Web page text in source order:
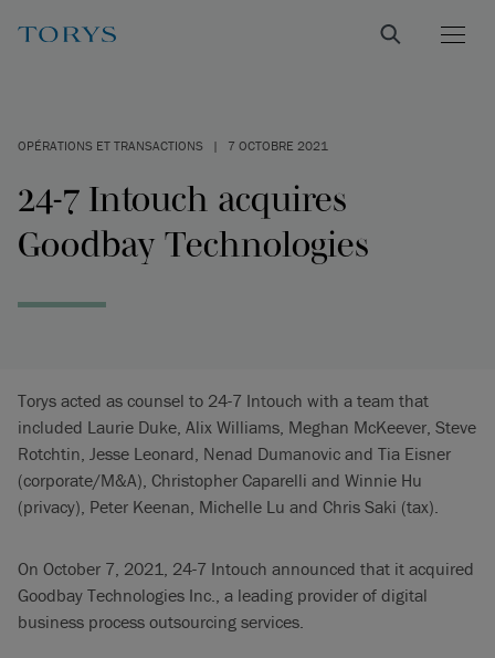
OPÉRATIONS ET TRANSACTIONS | 7 OCTOBRE 2021
24-7 Intouch acquires
Goodbay Technologies
Torys acted as counsel to 24-7 Intouch with a team that
included Laurie Duke, Alix Williams, Meghan McKeever, Steve
Rotchtin, Jesse Leonard, Nenad Dumanovic and Tia Eisner
(corporate/M&A), Christopher Caparelli and Winnie Hu
(privacy), Peter Keenan, Michelle Lu and Chris Saki (tax).
On October 7, 2021, 24-7 Intouch announced that it acquired
Goodbay Technologies Inc., a leading provider of digital
business process outsourcing services.